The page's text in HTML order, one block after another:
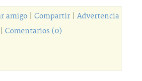
amigo| Compartir| Advertencia
Comentarios (0)